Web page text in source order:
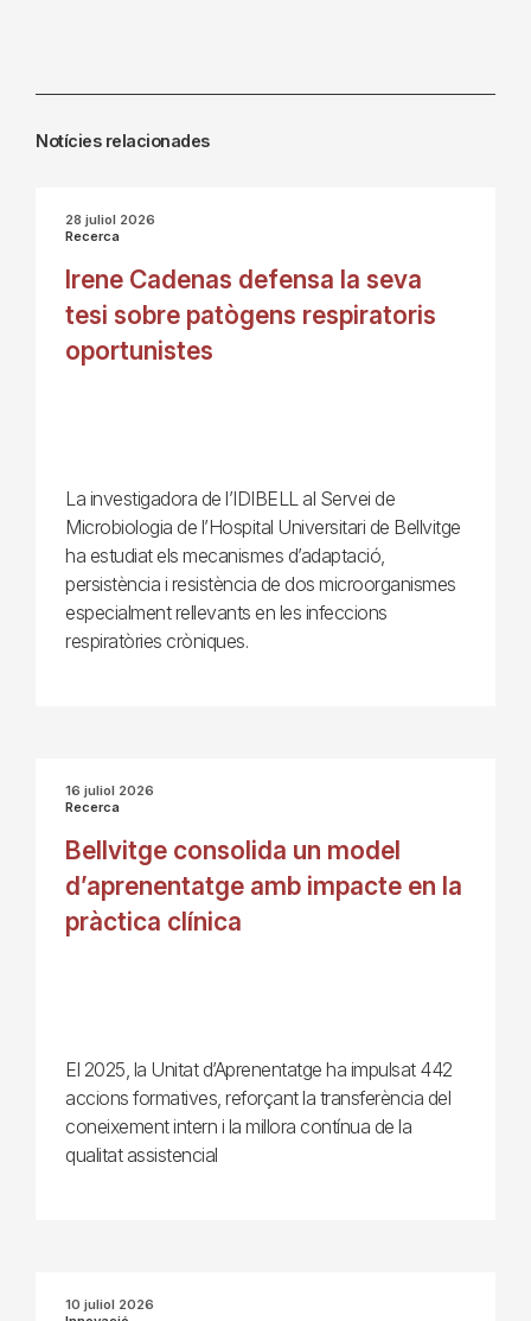
Notícies relacionades
28 juliol 2026
Recerca
Irene Cadenas defensa la seva
tesi sobre patògens respiratoris
oportunistes
La investigadora de l’IDIBELL al Servei de
Microbiologia de l’Hospital Universitari de Bellvitge
ha estudiat els mecanismes d’adaptació,
persistència i resistència de dos microorganismes
especialment rellevants en les infeccions
respiratòries cròniques.
16 juliol 2026
Recerca
Bellvitge consolida un model
d’aprenentatge amb impacte en la
pràctica clínica
El 2025, la Unitat d’Aprenentatge ha impulsat 442
accions formatives, reforçant la transferència del
coneixement intern i la millora contínua de la
qualitat assistencial
10 juliol 2026